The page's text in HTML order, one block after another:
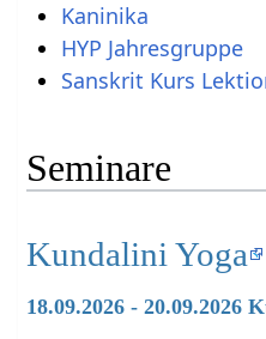
Kaninika
HYP Jahresgruppe
Sanskrit Kurs
Seminare
Kundalini Yoga
18.09.2026 - 20.09.2026